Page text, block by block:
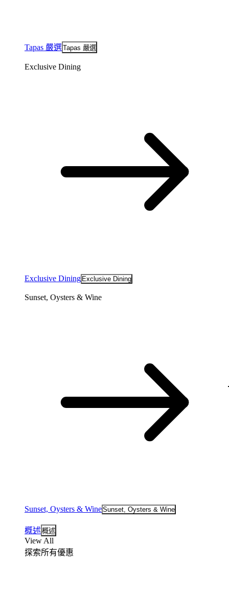
Tapas 嚴選Tapas 嚴選
Exclusive Dining
Exclusive Dining Exclusive Dining
Sunset, Oysters & Wine
Sunset, Oysters & WineSunset, Oysters & Wine
概述概述
View All
探索所有優惠